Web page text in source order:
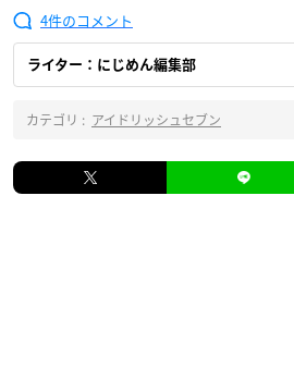
4
ライター：にじめん編集部
カテゴリ : アイドリッシュセブン